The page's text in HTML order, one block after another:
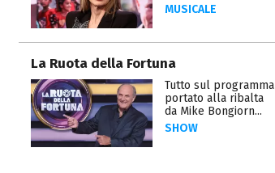
MUSICALE
La Ruota della Fortuna
Tutto sul programma
portato alla ribalta
da Mike Bongiorn...
SHOW